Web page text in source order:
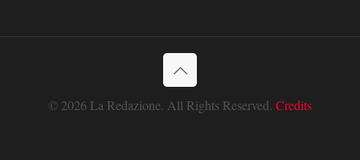
© 2026 La Redazione. All Rights Reserved. Credits